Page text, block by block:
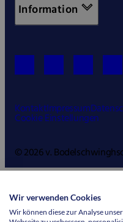
Information
KontaktImpressum
Cookie Einstellungen
© 2026 v.
Wir verwenden Cookies
Wir können diese zur Analyse